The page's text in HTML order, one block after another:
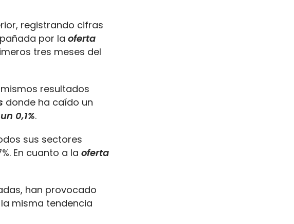
registrando cifras
por la oferta
tres meses del
resultados
donde ha caído un
0,1%.
sus sectores
En cuanto a la oferta
han provocado
misma tendencia